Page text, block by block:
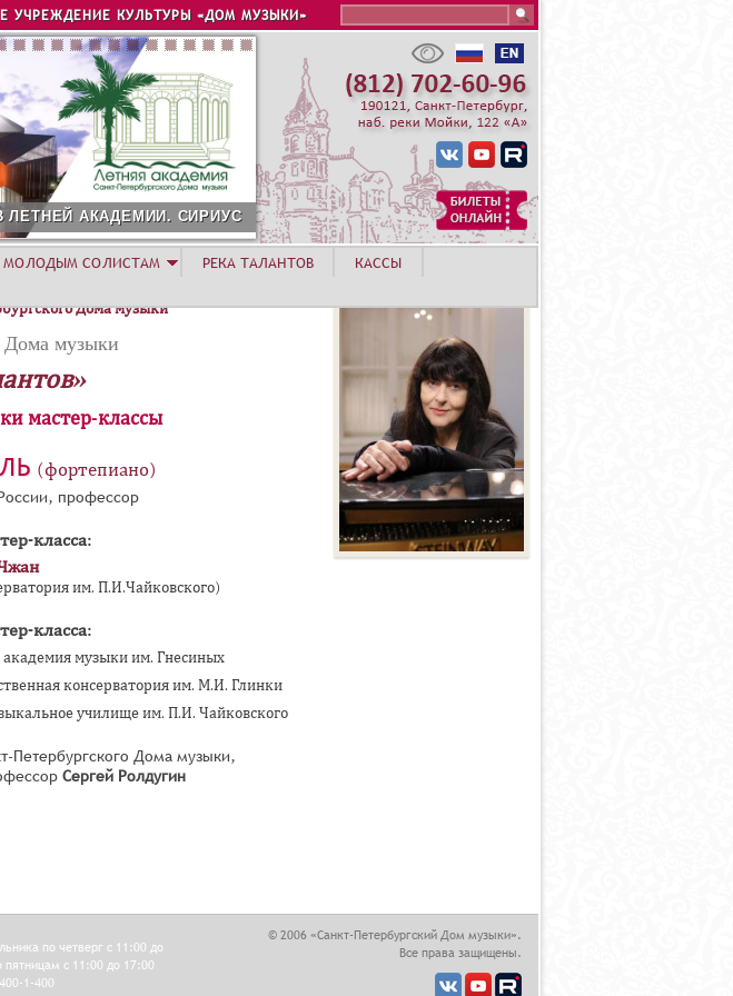
УЧРЕЖДЕНИЕ КУЛЬТУРЫ «ДОМ МУЗЫКИ»
ЛЕТНЕЙ АКАДЕМИИ. СИРИУС
Дома музыки
музыки
мастер-классы
(фортепиано)
профессор
класса:
им. П.И.Чайковского)
класса:
академия музыки им. Гнесиных
консерватория им. М.И. Глинки
училище им. П.И. Чайковского
Петербургского Дома музыки,
Сергей Ролдугин
МОЛОДЫМ СОЛИСТАМ РЕКА ТАЛАНТОВ
КАССЫ
по четверг с 11:00 до
пятницам с 11:00 до 17:00
1-400
© 2006 «Санкт-Петербургский Дом музыки».
Все права защищены.